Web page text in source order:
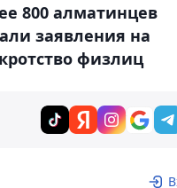
800 алматинцев
заявления на
физлиц